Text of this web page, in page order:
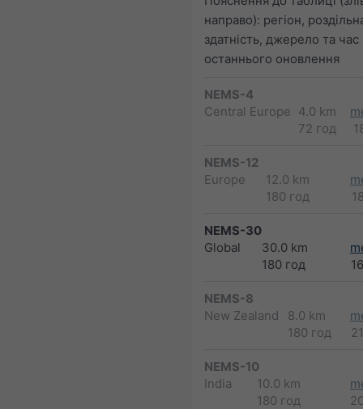
направо): регіон,
здатність, джерело та час
останнього оновлення
NEMS-4
Central Europe 4.0 km
72 год
NEMS-12
Europe
12.0 km
180 год
NEMS-30
Global
30.0 km
180 год
NEMS-8
New Zealand
8.0 km
180 год
NEMS-10
India
10.0 km
180 год